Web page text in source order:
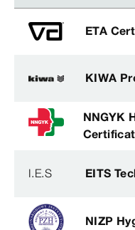
ETA
KIWA
NNGYK
I.E.S EITS
NIZP